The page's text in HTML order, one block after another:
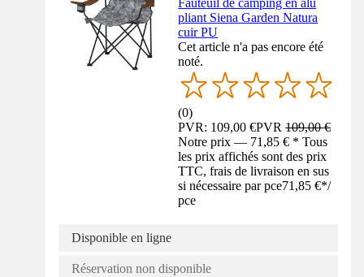
Fauteuil de camping en alu
pliant Siena Garden Natura
cuir PU
Cet article n'a pas encore été
noté.
(0)
PVR: 109,00 €PVR109,00 €
Notre prix — 71,85 € * Tous
les prix affichés sont des prix
TTC, frais de livraison en sus
si nécessaire par pce71,85 €*/
pce
Disponible en ligne
Réservation non disponible